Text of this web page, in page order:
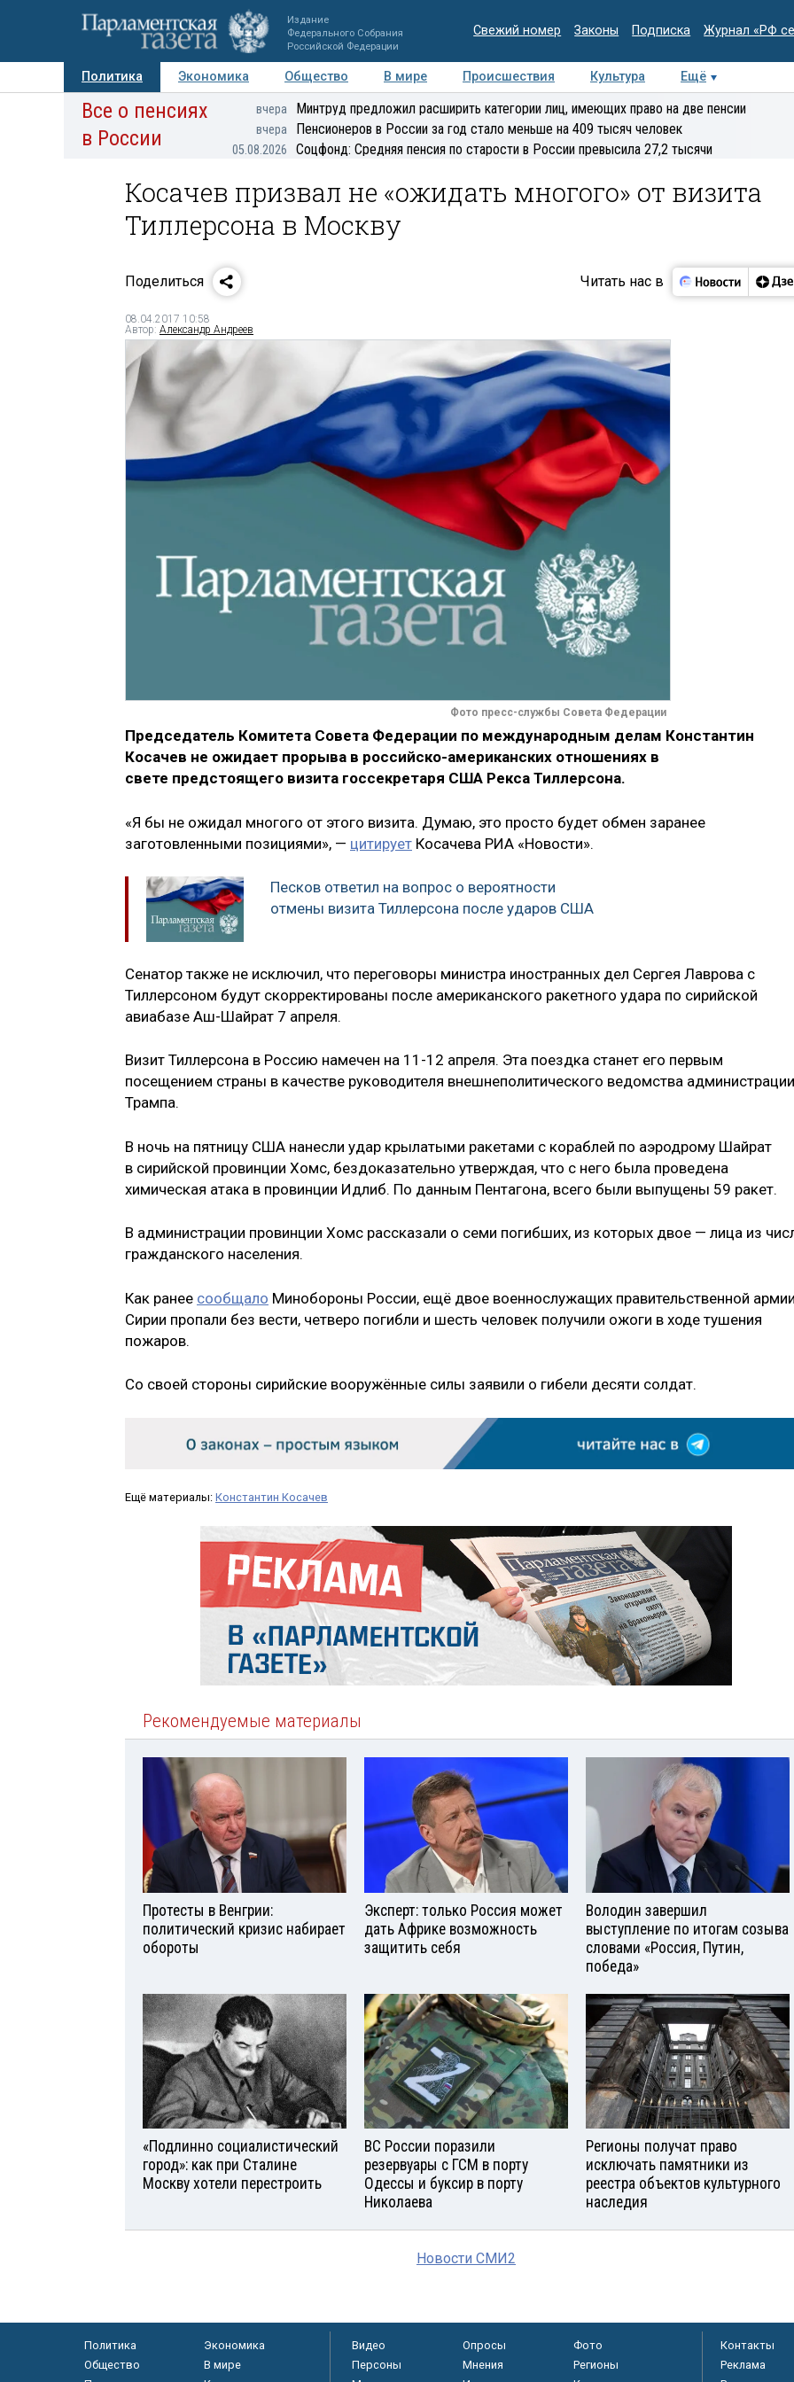
Издание
Федерального Собрания
Российской Федерации
Свежий номер Законы Подписка Журнал «РФ
Политика Экономика Общество В мире Происшествия Культура
Ещё
Авторы Персоны Мнения Регионы Медиацентр Интервью Колумнисты
Все о пенсиях
в России
вчера Минтруд предложил расширить категории лиц, имеющих право на две пенсии
вчера Пенсионеров в России за год стало меньше на 409 тысяч человек
05.08.2026 Соцфонд: Средняя пенсия по старости в России превысила 27,2 тысячи
Косачев призвал не «ожидать многого» от визита
Тиллерсона в Москву
Поделиться Читать нас в
08.04.2017 10:58
Автор: Александр Андреев
Фото пресс-службы Совета Федерации
Председатель Комитета Совета Федерации по международным делам Константин
Косачев не ожидает прорыва в российско-американских отношениях в
свете предстоящего визита госсекретаря США Рекса Тиллерсона.
«Я бы не ожидал многого от этого визита. Думаю, это просто будет обмен заранее
заготовленными позициями», — цитирует Косачева РИА «Новости».
Песков ответил на вопрос о вероятности
отмены визита Тиллерсона после ударов США
Сенатор также не исключил, что переговоры министра иностранных дел Сергея Лаврова с
Тиллерсоном будут скорректированы после американского ракетного удара по сирийской
авиабазе Аш-Шайрат 7 апреля.
Визит Тиллерсона в Россию намечен на 11-12 апреля. Эта поездка станет его первым
посещением страны в качестве руководителя внешнеполитического ведомства администрации
Трампа.
В ночь на пятницу США нанесли удар крылатыми ракетами с кораблей по аэродрому Шайрат
в сирийской провинции Хомс, бездоказательно утверждая, что с него была проведена
химическая атака в провинции Идлиб. По данным Пентагона, всего были выпущены 59 ракет.
В администрации провинции Хомс рассказали о семи погибших, из которых двое — лица из
гражданского населения.
Как ранее сообщало Минобороны России, ещё двое военнослужащих правительственной
Сирии пропали без вести, четверо погибли и шесть человек получили ожоги в ходе тушения
пожаров.
Со своей стороны сирийские вооружённые силы заявили о гибели десяти солдат.
Ещё материалы: Константин Косачев
Рекомендуемые материалы
Протесты в Венгрии:
политический кризис набирает
обороты
Эксперт: только Россия может
дать Африке возможность
защитить себя
Володин завершил
выступление по итогам созыва
словами «Россия, Путин,
победа»
«Подлинно социалистический
город»: как при Сталине
Москву хотели перестроить
ВС России поразили
резервуары с ГСМ в порту
Одессы и буксир в порту
Николаева
Регионы получат право
исключать памятники из
реестра объектов культурного
наследия
Новости СМИ2
Политика
Экономика
Общество
В мире
Видео Опросы
Фото
Персоны
Мнения
Регионы
Контакты
Реклама